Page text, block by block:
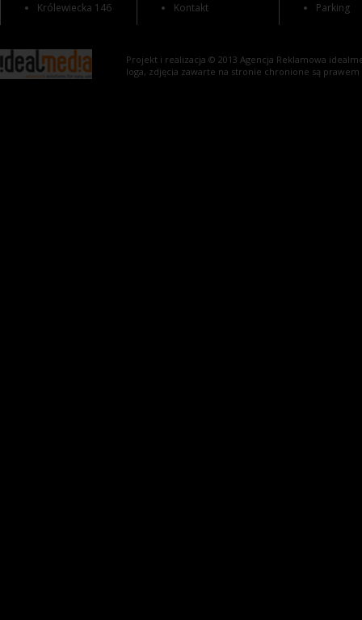
Królewiecka 146 Kontakt Parking
Projekt i realizacja © 2013 Agencja Reklamowa
loga, zdjęcia zawarte na stronie chronione są